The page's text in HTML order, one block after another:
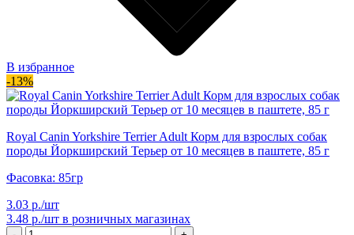
В избранное
-13%
Royal Canin Yorkshire Terrier Adult Корм для взрослых собак
породы Йоркширский Терьер от 10 месяцев в паштете, 85 г
Фасовка: 85гр
3.03 р./шт
3.48 р./шт в розничных магазинах